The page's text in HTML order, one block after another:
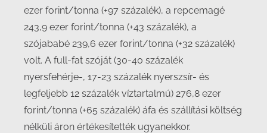
ezer forint/tonna (+97 százalék), a repcemagé
243,9 ezer forint/tonna (+43 százalék), a
szójababé 239,6 ezer forint/tonna (+32 százalék)
volt. A full-fat szóját (30-40 százalék
nyersfehérje-, 17-23 százalék nyerszsír- és
legfeljebb 12 százalék víztartalmú) 276,8 ezer
forint/tonna (+65 százalék) áfa és szállítási költség
nélküli áron értékesítették ugyanekkor.